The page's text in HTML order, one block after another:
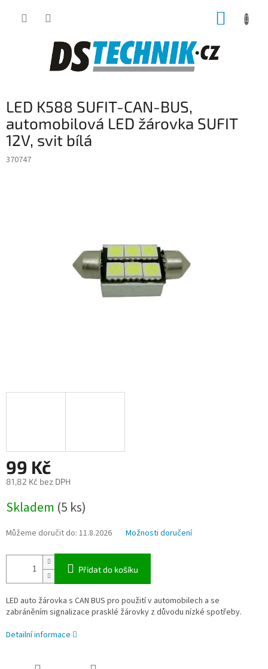
LED K588 SUFIT-CAN-BUS,
automobilová LED žárovka SUFIT
12V, svit bílá
370747
99 Kč
81,82 Kč bez DPH
cena:
Skladem (5 ks)
Můžeme doručit do: 11.8.2026 Možnosti doručení
Přidat do košíku
LED auto žárovka s CAN BUS pro použití v automobilech a se
zabráněním signalizace prasklé žárovky z důvodu nízké spotřeby.
Detailní informace